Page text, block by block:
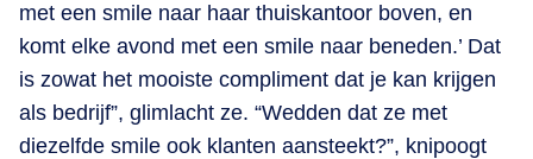
met een smile naar haar thuiskantoor boven, en
komt elke avond met een smile naar beneden.’ Dat
is zowat het mooiste compliment dat je kan krijgen
als bedrijf”, glimlacht ze. “Wedden dat ze met
diezelfde smile ook klanten aansteekt?”, knipoogt